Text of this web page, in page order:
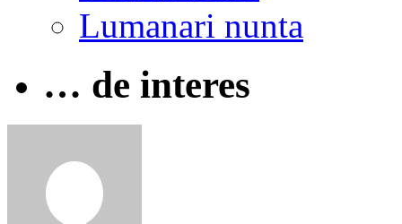
Lumanari nunta
… de interes